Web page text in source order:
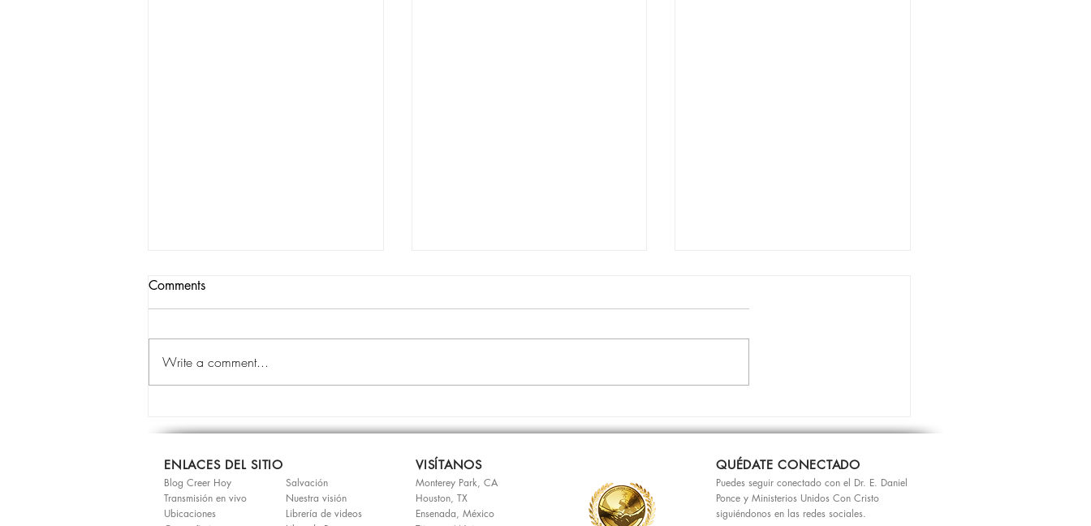
EL ALMA La oración Adoración
Comments
Write a comment...
ENLACES DEL SITIO
Blog Creer Hoy
Transmisión en vivo
Ubicaciones
Salvación
Nuestra visión
Librería de videos
VISÍTANOS
Monterey Park, CA
Houston, TX
Ensenada, México
QUÉDATE CONECTADO
Puedes seguir conectado con el Dr. E. Daniel
Ponce y Ministerios Unidos Con Cristo
siguiéndonos en las redes sociales.